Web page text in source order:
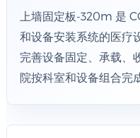
上墙固定板-320m 是
和设备安装系统的医疗
完善设备固定、承载、
院按科室和设备组合完